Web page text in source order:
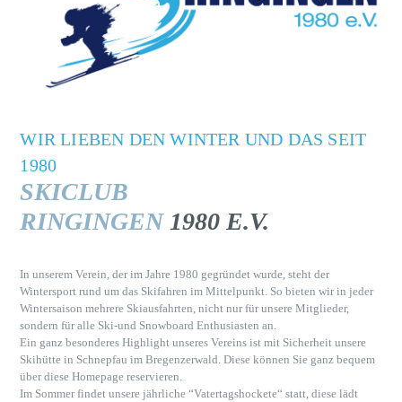
WIR LIEBEN DEN WINTER UND DAS SEIT
1980
SKICLUB
RINGINGEN1980 E.V.
In unserem Verein, der im Jahre 1980 gegründet wurde, steht der
Wintersport rund um das Skifahren im Mittelpunkt. So bieten wir in jeder
Wintersaison mehrere Skiausfahrten, nicht nur für unsere Mitglieder,
sondern für alle Ski-und Snowboard Enthusiasten an.
Ein ganz besonderes Highlight unseres Vereins ist mit Sicherheit unsere
Skihütte in Schnepfau im Bregenzerwald. Diese können Sie ganz bequem
über diese Homepage reservieren.
Im Sommer findet unsere jährliche “Vatertagshockete“ statt, diese lädt